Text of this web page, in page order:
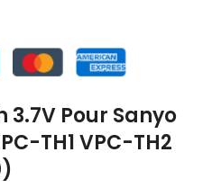
Pour Sanyo
TH1 VPC-TH2